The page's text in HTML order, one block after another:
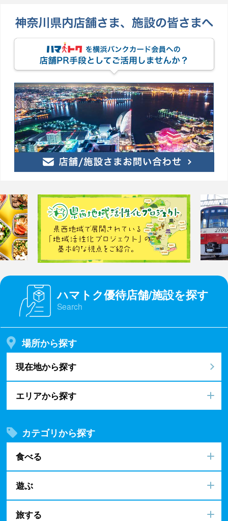
ハマトク優待店舗/施設を探す
Search
場所から探す
現在地から探す
エリアから探す
カテゴリから探す
食べる
遊ぶ
旅する